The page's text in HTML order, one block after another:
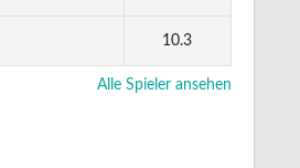
10.3
Alle Spieler ansehen